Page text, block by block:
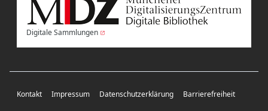
Digitale Sammlungen
Kontakt Impressum Datenschutzerklärung Barrierefreiheit